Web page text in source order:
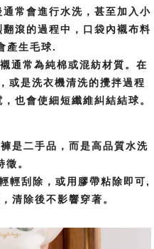
常會進行水洗，甚至加入小
滾的過程中，口袋內襯布料
產生毛球.
通常為純棉或混紡材質。在
或是洗衣機清洗的攪拌過程
也會使細短纖維糾結結球。
是二手品，而是高品質水洗
徵。
輕刮除，或用膠帶粘除即可,
清除後不影響穿著。